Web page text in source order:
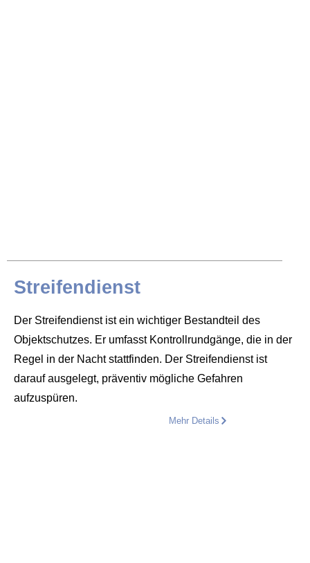
Streifendienst
Der Streifendienst ist ein wichtiger Bestandteil des
Objektschutzes. Er umfasst Kontrollrundgänge, die in der
Regel in der Nacht stattfinden. Der Streifendienst ist
darauf ausgelegt, präventiv mögliche Gefahren
aufzuspüren.
Mehr Details